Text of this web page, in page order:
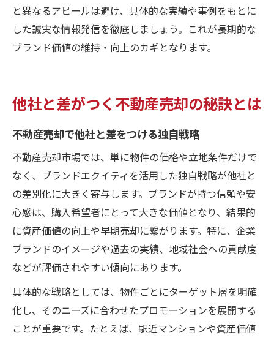
と異なるアピールは避け、具体的な実績や事例をもとに
した誠実な情報発信を徹底しましょう。これが長期的な
ブランド価値の維持・向上のカギとなります。
他社と差がつく不動産売却の秘訣とは
不動産売却で他社と差をつける独自戦略
不動産売却市場では、単に物件の価格や立地条件だけで
なく、ブランドエクイティを活用した独自戦略が他社と
の差別化に大きく寄与します。ブランドが持つ信頼や安
心感は、購入希望者にとって大きな価値となり、結果的
に資産価値の向上や早期売却に繋がります。特に、企業
ブランドのイメージや過去の実績、地域社会への貢献度
などが評価されやすい傾向にあります。
具体的な戦略としては、物件ごとにターゲット層を明確
化し、そのニーズに合わせたプロモーションを展開する
ことが重要です。たとえば、駅近マンションや資産価値